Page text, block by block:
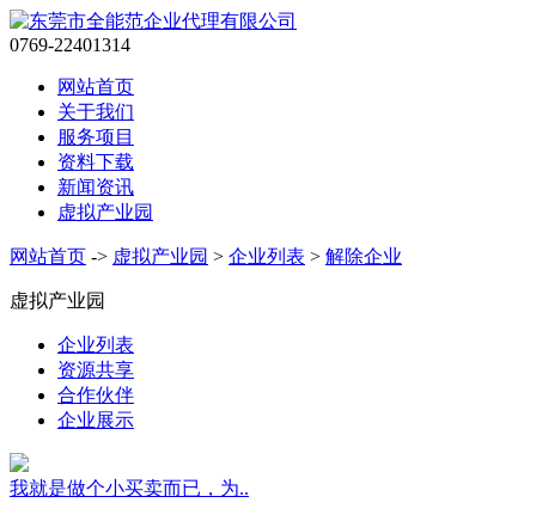
0769-22401314
网站首页
关于我们
服务项目
资料下载
新闻资讯
虚拟产业园
网站首页 -> 虚拟产业园 > 企业列表 > 解除企业
虚拟产业园
企业列表
资源共享
合作伙伴
企业展示
我就是做个小买卖而已，为..